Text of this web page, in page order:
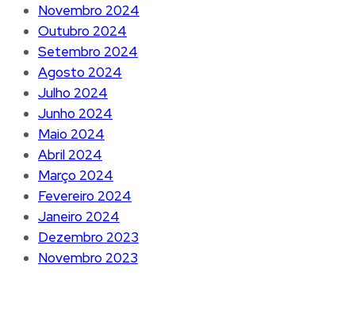
Novembro 2024
Outubro 2024
Setembro 2024
Agosto 2024
Julho 2024
Junho 2024
Maio 2024
Abril 2024
Março 2024
Fevereiro 2024
Janeiro 2024
Dezembro 2023
Novembro 2023